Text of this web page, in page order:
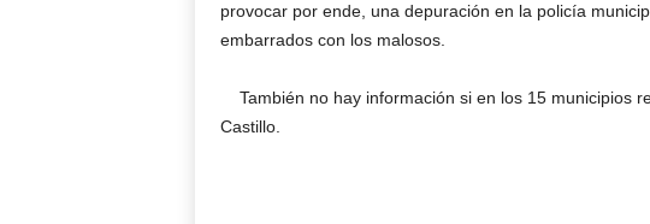
provocar por ende, una depuración en la policía
embarrados con los malosos.
También no hay información si en los 15 municipios
Castillo.